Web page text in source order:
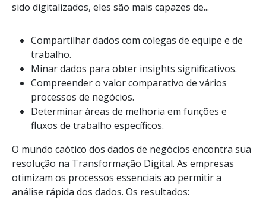
sido digitalizados, eles são mais capazes de...
Compartilhar dados com colegas de equipe e de
trabalho.
Minar dados para obter insights significativos.
Compreender o valor comparativo de vários
processos de negócios.
Determinar áreas de melhoria em funções e
fluxos de trabalho específicos.
O mundo caótico dos dados de negócios encontra sua
resolução na Transformação Digital. As empresas
otimizam os processos essenciais ao permitir a
análise rápida dos dados. Os resultados: